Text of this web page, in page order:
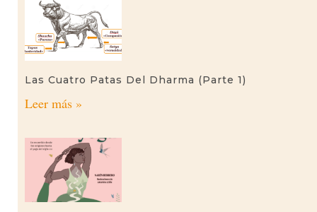
Las Cuatro Patas Del Dharma (parte 1)
Leer más »